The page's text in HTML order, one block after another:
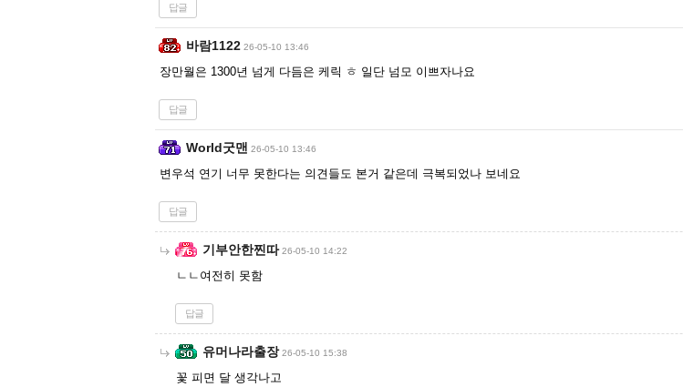
답글
바람1122 26-05-10 13:46
장만월은 1300년 넘게 다듬은 케릭 ㅎ 일단 넘모 이쁘자나요
답글
World굿맨 26-05-10 13:46
변우석 연기 너무 못한다는 의견들도 본거 같은데 극복되었나 보네요
답글
기부안한찐따 26-05-10 14:22
ㄴㄴ여전히 못함
답글
유머나라출장 26-05-10 15:38
꽃 피면 달 생각나고